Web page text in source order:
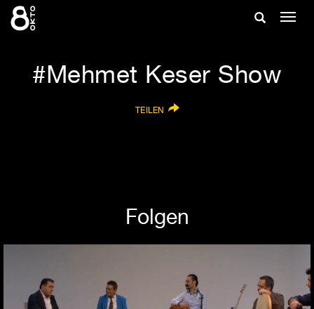
Zum
Inhalt
Suche
Mehmet Keser Show
TEILEN
Folgen